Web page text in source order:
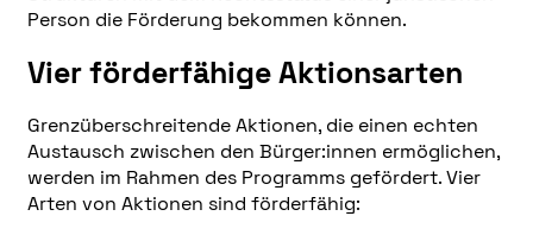
Person die Förderung bekommen können.
Vier förderfähige Aktionsarten
Grenzüberschreitende Aktionen, die einen echten
Austausch zwischen den Bürger:innen ermöglichen,
werden im Rahmen des Programms gefördert. Vier
Arten von Aktionen sind förderfähig: